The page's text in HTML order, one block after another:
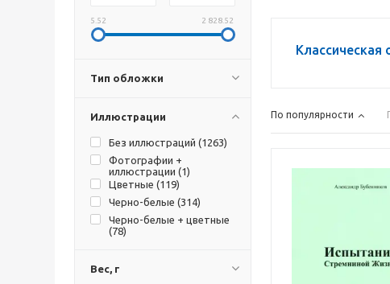
5.52 2 828.52
Тип обложки
Иллюстрации
Без иллюстраций (1263)
Фотографии +
иллюстрации (1)
Цветные (119)
Черно-белые (314)
Черно-белые + цветные
(78)
Вес, г
Классическая
По популярности